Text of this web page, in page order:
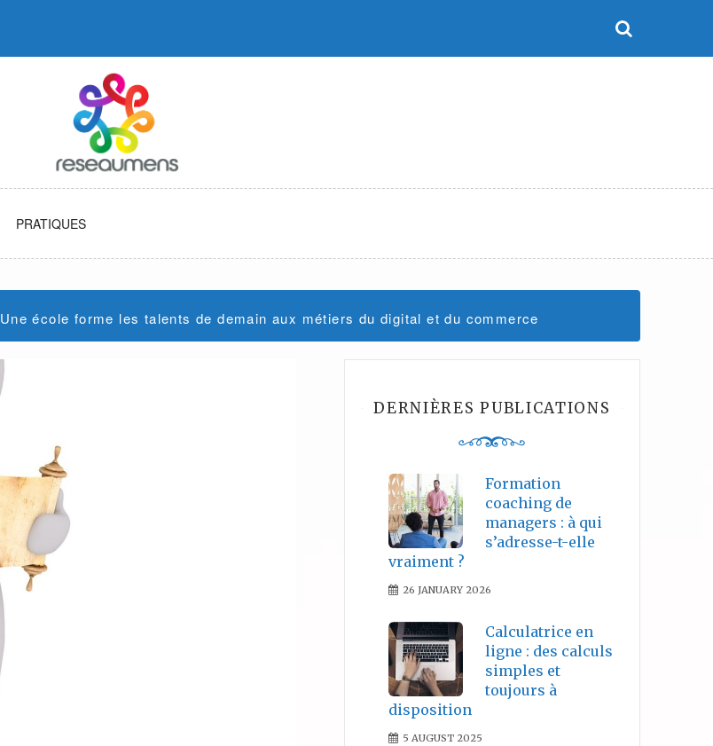
PRATIQUES
Une école forme les talents de demain aux métiers du digital et du commerce
DERNIÈRES PUBLICATIONS
Formation
coaching de
managers : à qui
s’adresse-t-elle
vraiment ?
26 JANUARY 2026
Calculatrice en
ligne : des calculs
simples et
toujours à
disposition
5 AUGUST 2025